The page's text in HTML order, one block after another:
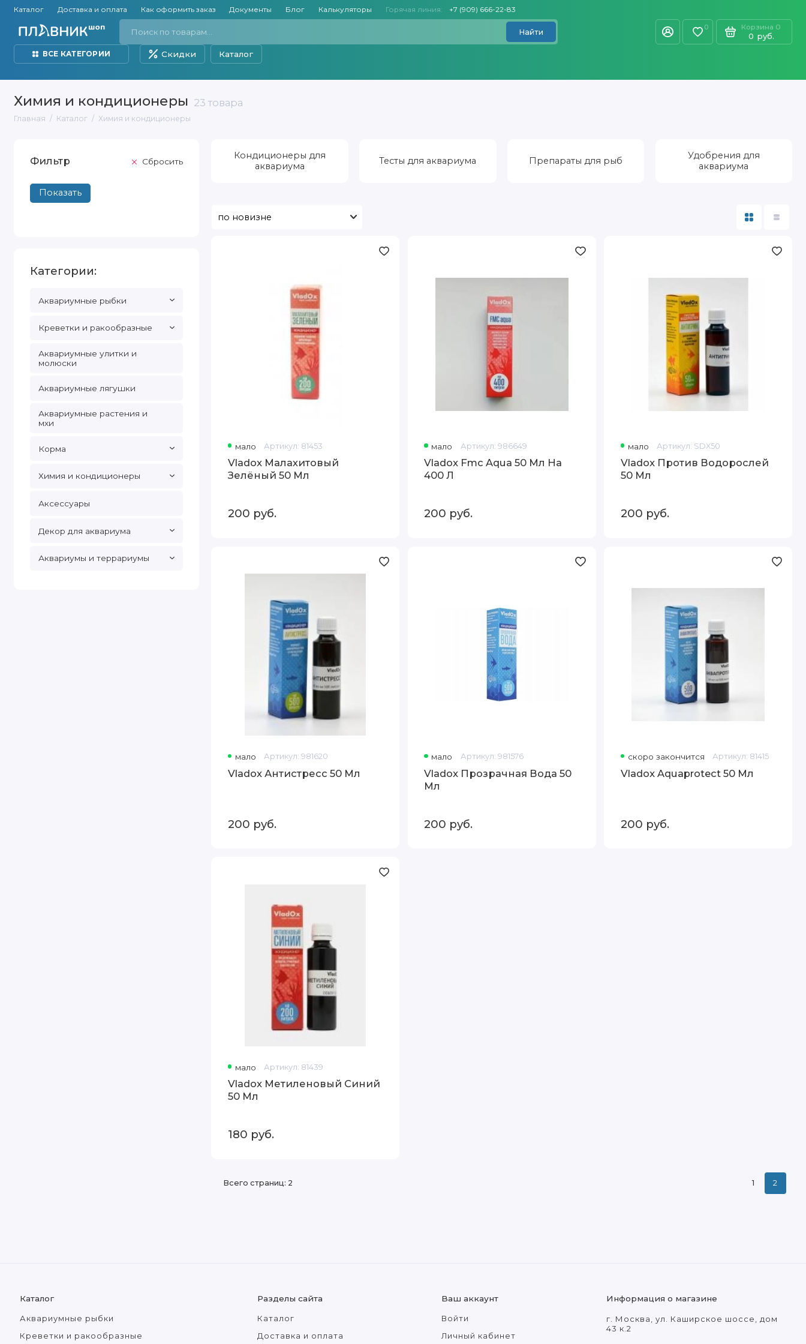
Каталог Доставка и оплата Как оформить заказ Документы Блог Калькуляторы Горячая линия: +7 (909) 666-22-83
Найти
0 Корзина 0
0 руб.
ВСЕ КАТЕГОРИИ Скидки Каталог
Химия и кондиционеры 23 товара
Главная Каталог Химия и кондиционеры
Фильтр Cбросить
Сортировать
поПоказать
Категории:
Аквариумные рыбки
Креветки и ракообразные
Аквариумные улитки и
молюски
Аквариумные лягушки
Аквариумные растения и
мхи
Корма
Химия и кондиционеры
Аксессуары
Декор для аквариума
Аквариумы и террариумы
Кондиционеры для
аквариума
Тесты для аквариума Препараты для рыб
Удобрения для
аквариума
мало Артикул: 81453
Vladox Малахитовый
Зелёный 50 Мл
200 руб.
мало Артикул: 986649
Vladox Fmc Aqua 50 Мл На
400 Л
200 руб.
мало Артикул: SDX50
Vladox Против Водорослей
50 Мл
200 руб.
Антистресс
мало Артикул:981620
Vladox Антистресс 50 Мл
200 руб.
мало Артикул: 981576
Vladox Прозрачная Вода 50
Мл
200 руб.
скоро закончится Артикул: 81415
Vladox Aquaprotect 50 Мл
200 руб.
мало Артикул: 81439
Vladox Метиленовый Синий
50 Мл
180 руб.
Всего страниц: 2 1 2
Каталог
Аквариумные рыбки
Креветки и ракообразные
Разделы сайта
Каталог
Доставка и оплата
Ваш аккаунт
Войти
Личный кабинет
Информация о магазине
г. Москва, ул. Каширское шоссе, дом
43 к.2